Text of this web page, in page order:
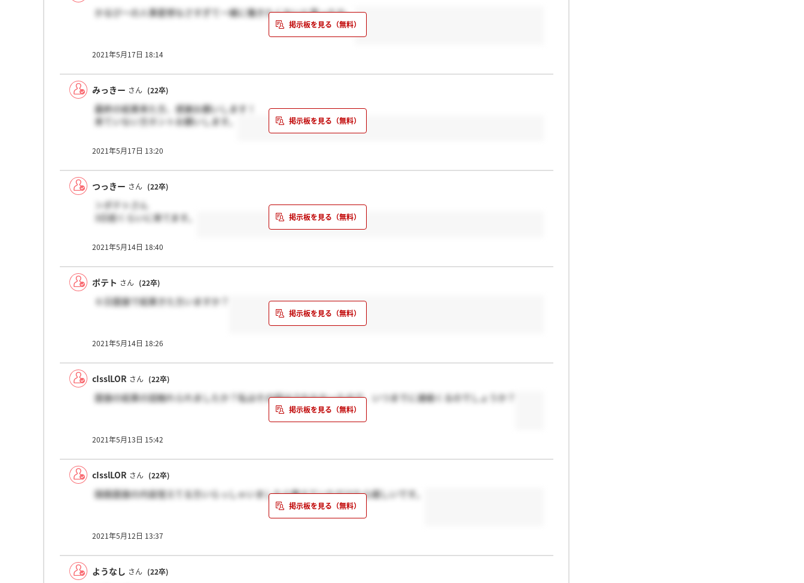
かるびーの人事愛想なさすぎて一緒に働きたくないと思ったな。
2021年5月17日 18:14
みっきー さん (22卒)
最終の結果来た方、感謝お願いします！
来ていない方ホントお願いします。
2021年5月17日 13:20
つっきー さん (22卒)
＞ポテトさん
3日前くらいに来てます。
2021年5月14日 18:40
ポテト さん (22卒)
６日面接で結果きた方いますか？
2021年5月14日 18:26
cIsslLOR さん (22卒)
面接の結果の話触れられましたか？私はその話はされなかったので、いつまでに連絡くるのでしょうか？
2021年5月13日 15:42
cIsslLOR さん (22卒)
録画面接の内容覚えてる方いらっしゃいましたら教えていただけたら嬉しいです。
2021年5月12日 13:37
ようなし さん (22卒)